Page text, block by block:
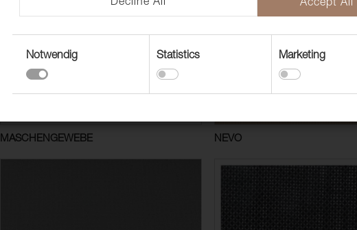
MASCHENGEWEBE NEVO
Decline All Accept All
Notwendig Statistics Marketing